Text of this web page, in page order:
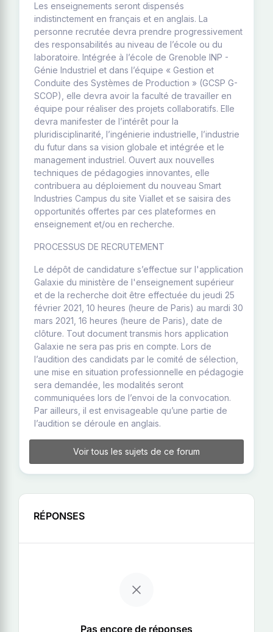
Les enseignements seront dispensés
indistinctement en français et en anglais. La
personne recrutée devra prendre progressivement
des responsabilités au niveau de l’école ou du
laboratoire. Intégrée à l’école de Grenoble INP -
Génie Industriel et dans l’équipe « Gestion et
Conduite des Systèmes de Production » (GCSP G-
SCOP), elle devra avoir la faculté de travailler en
équipe pour réaliser des projets collaboratifs. Elle
devra manifester de l’intérêt pour la
pluridisciplinarité, l’ingénierie industrielle, l’industrie
du futur dans sa vision globale et intégrée et le
management industriel. Ouvert aux nouvelles
techniques de pédagogies innovantes, elle
contribuera au déploiement du nouveau Smart
Industries Campus du site Viallet et se saisira des
opportunités offertes par ces plateformes en
enseignement et/ou en recherche.
PROCESSUS DE RECRUTEMENT
Le dépôt de candidature s’effectue sur l'application
Galaxie du ministère de l'enseignement supérieur
et de la recherche doit être effectuée du jeudi 25
février 2021, 10 heures (heure de Paris) au mardi 30
mars 2021, 16 heures (heure de Paris), date de
clôture. Tout document transmis hors application
Galaxie ne sera pas pris en compte. Lors de
l’audition des candidats par le comité de sélection,
une mise en situation professionnelle en pédagogie
sera demandée, les modalités seront
communiquées lors de l’envoi de la convocation.
Par ailleurs, il est envisageable qu’une partie de
l’audition se déroule en anglais.
Voir tous les sujets de ce forum
RÉPONSES
Pas encore de réponses